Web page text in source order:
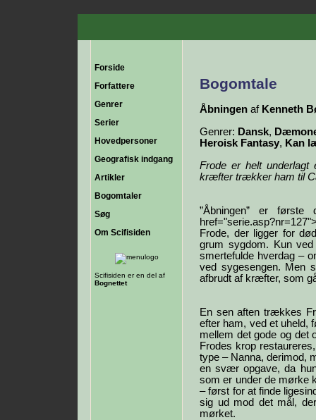
Forside
Forfattere
Genrer
Serier
Hovedpersoner
Geografisk indgang
Artikler
Bogomtaler
Søg
Om Scifisiden
Scifisiden er en del af
Bognettet
Bogomtale
Åbningen af Kenneth
Genrer: Dansk,
Heroisk Fantasy, Kan
Frode er helt
kræfter trækker ham til
”Åbningen” er første
Frode, der ligger for
grum sygdom. Kun
smertefulde hverdag –
ved sygesengen. Men
afbrudt af kræfter, som
En sen aften trækkes
efter ham, ved et uheld,
mellem det gode og det
Frodes krop
type – Nanna, derimod,
en svær opgave, da
som er under de mørke
– først for at finde
sig ud mod det mål,
mørket.